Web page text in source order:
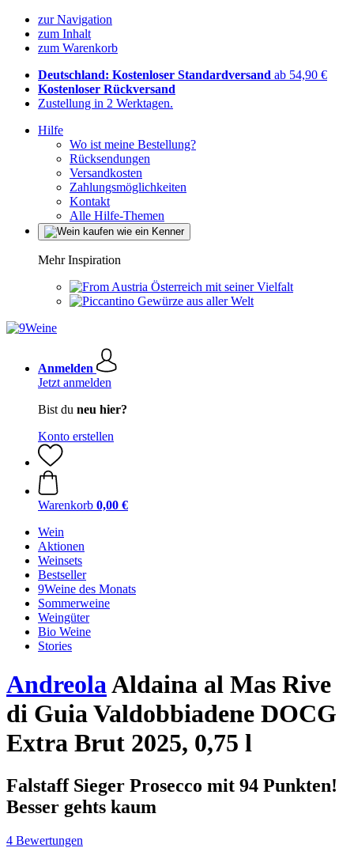
zur Navigation
zum Inhalt
zum Warenkorb
Deutschland: Kostenloser Standardversand ab 54,90 €
Kostenloser Rückversand
Zustellung in 2 Werktagen.
Hilfe
Wo ist meine Bestellung?
Rücksendungen
Versandkosten
Zahlungsmöglichkeiten
Kontakt
Alle Hilfe-Themen
Mehr Inspiration
Österreich mit seiner Vielfalt
Gewürze aus aller Welt
Anmelden
Jetzt anmelden
Bist du neu hier?
Konto erstellen
Warenkorb 0,00 €
Wein
Aktionen
Weinsets
Bestseller
9Weine des Monats
Sommerweine
Weingüter
Bio Weine
Stories
AndreolaAldaina al Mas Rive
di Guia Valdobbiadene DOCG
Extra Brut 2025, 0,75 l
Falstaff Sieger Prosecco mit 94 Punkten!
Besser gehts kaum
4 Bewertungen